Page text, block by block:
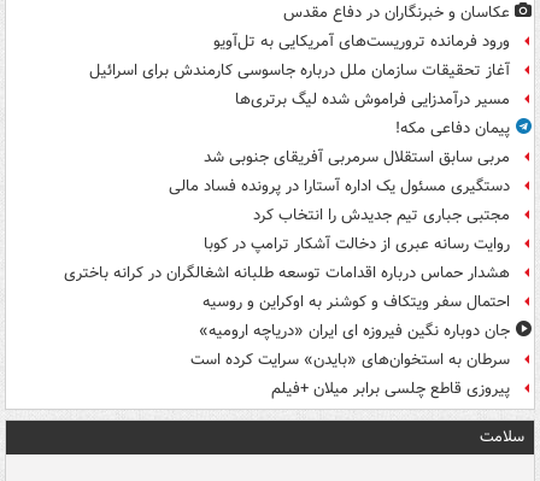
عکاسان و خبرنگاران در دفاع مقدس
ورود فرمانده تروریست‌های آمریکایی به تل‌آویو
آغاز تحقیقات سازمان ملل درباره جاسوسی کارمندش برای اسرائیل
مسیر درآمدزایی فراموش شده لیگ برتری‌ها
پیمان دفاعی مکه!
مربی سابق استقلال سرمربی آفریقای جنوبی شد
دستگیری مسئول یک اداره آستارا در پرونده فساد مالی
مجتبی جباری تیم جدیدش را انتخاب کرد
روایت رسانه عبری از دخالت آشکار ترامپ در کوبا
هشدار حماس درباره اقدامات توسعه طلبانه اشغالگران در کرانه باختری
احتمال سفر ویتکاف و کوشنر به اوکراین و روسیه
جان دوباره نگین فیروزه ای ایران «دریاچه ارومیه»
سرطان به استخوان‌های «بایدن» سرایت کرده است
پیروزی قاطع چلسی برابر میلان +فیلم
سلامت